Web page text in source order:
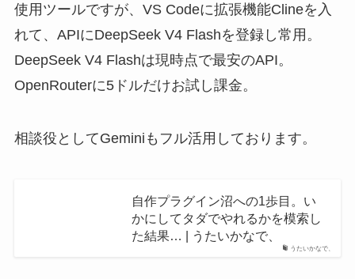
使用ツールですが、VS Codeに拡張機能Clineを入
れて、APIにDeepSeek V4 Flashを登録し常用。
DeepSeek V4 Flashは現時点で最安のAPI。
OpenRouterに5ドルだけお試し課金。
相談役としてGeminiもフル活用しております。
うたいかなで、
自作プラグイン沼への1歩目。い
かにしてタダでやれるかを模索し
た結果… | うたいかなで、